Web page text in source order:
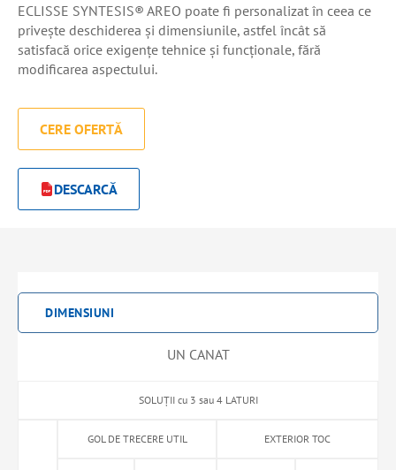
ECLISSE SYNTESIS® AREO poate fi personalizat în ceea ce
privește deschiderea și dimensiunile, astfel încât să
satisfacă orice exigențe tehnice și funcționale, fără
modificarea aspectului.
CERE OFERTĂ
DESCARCĂ
DIMENSIUNI
UN CANAT
SOLUȚII cu 3 sau 4 LATURI
GOL DE TRECERE UTIL EXTERIOR TOC